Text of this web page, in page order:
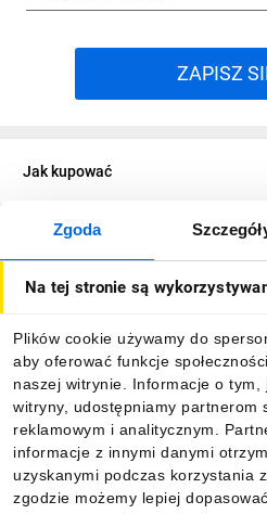
Zgoda
Na tej stronie są
Plików cookie używamy do
aby oferować funkcje
naszej witrynie. Informacje o
witryny, udostępniamy partnerom
reklamowym i analitycznym.
informacje z innymi danymi
uzyskanymi podczas korzystania
zgodzie możemy lepiej
ZAPISZ
Jak kupować
O firmie
Informacje
Pobierz naszą